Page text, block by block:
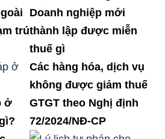
trú
Doanh nghiệp mới
thành lập được miễn
thuế gì
ở
Các hàng hóa, dịch vụ
không được giảm thuế
GTGT theo Nghị định
72/2024/NĐ-CP